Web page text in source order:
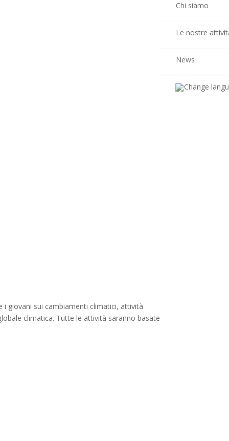
Chi siamo
Le nostre
News
i giovani sui cambiamenti climatici, attività
climatica. Tutte le attività saranno basate